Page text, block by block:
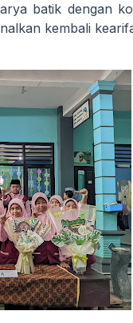
batik dengan
kembali